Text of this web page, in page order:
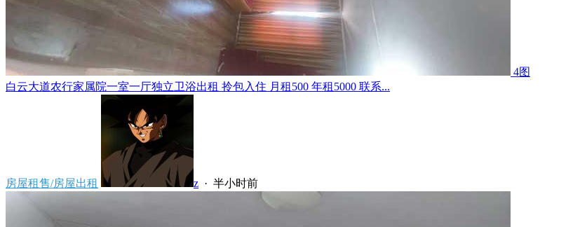
4图
白云大道农行家属院一室一厅独立卫浴出租 拎包入住 月租500 年租5000 联系...
房屋租售/房屋出租 z · 半小时前